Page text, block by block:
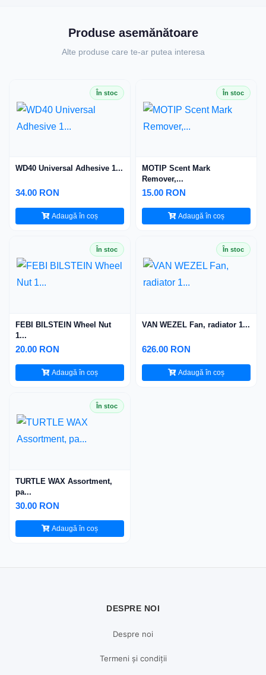
Produse asemănătoare
Alte produse care te-ar putea interesa
În stoc
WD40 Universal Adhesive 1...
34.00 RON
Adaugă în coș
În stoc
MOTIP Scent Mark
Remover,...
15.00 RON
Adaugă în coș
În stoc
FEBI BILSTEIN Wheel Nut
1...
20.00 RON
Adaugă în coș
În stoc
VAN WEZEL Fan, radiator 1...
626.00 RON
Adaugă în coș
În stoc
TURTLE WAX Assortment,
pa...
30.00 RON
Adaugă în coș
DESPRE NOI
Despre noi
Termeni și condiții